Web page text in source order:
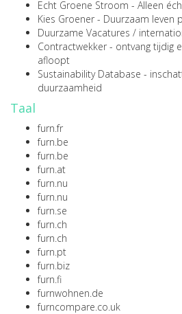
Echt Groene Stroom - Alleen
Kies Groener - Duurzaam leven
Duurzame Vacatures /
Contractwekker - ontvang tijdig
afloopt
Sustainability Database -
duurzaamheid
Taal
furn.fr
furn.be
furn.be
furn.at
furn.nu
furn.nu
furn.se
furn.ch
furn.ch
furn.pt
furn.biz
furn.fi
furnwohnen.de
furncompare.co.uk